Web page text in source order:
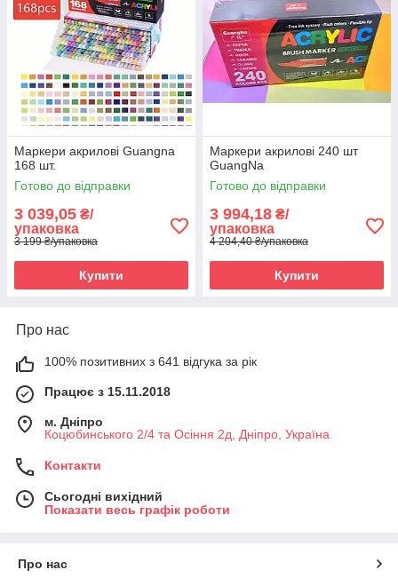
Маркери акрилові Guangna
168 шт.
Готово до відправки
3 039,05 ₴/
упаковка
3 199 ₴/упаковка
Купити
Маркери акрилові 240 шт
GuangNa
Готово до відправки
3 994,18 ₴/
упаковка
4 204,40 ₴/упаковка
Купити
Про нас
100% позитивних з 641 відгука за рік
Працює з 15.11.2018
м. Дніпро
Коцюбинського 2/4 та Осіння 2д, Дніпро, Україна
Контакти
Сьогодні вихідний
Показати весь графік роботи
Про нас